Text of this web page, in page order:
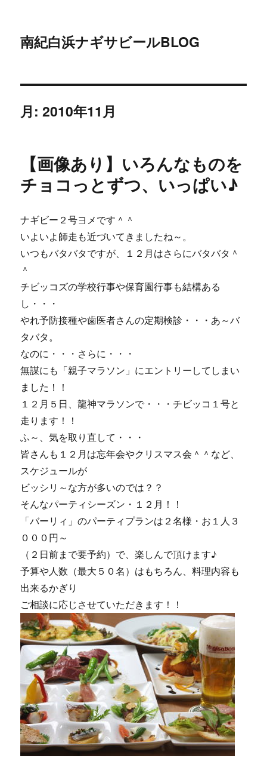
南紀白浜ナギサビールBLOG
月:2010年11月
【画像あり】いろんなものを
チョコっとずつ、いっぱい♪
ナギビー２号ヨメです＾＾
いよいよ師走も近づいてきましたね～。
いつもバタバタですが、１２月はさらにバタバタ＾
＾
チビッコズの学校行事や保育園行事も結構ある
し・・・
やれ予防接種や歯医者さんの定期検診・・・あ～バ
タバタ。
なのに・・・さらに・・・
無謀にも「親子マラソン」にエントリーしてしまい
ました！！
１２月５日、龍神マラソンで・・・チビッコ１号と
走ります！！
ふ～、気を取り直して・・・
皆さんも１２月は忘年会やクリスマス会＾＾など、
スケジュールが
ビッシリ～な方が多いのでは？？
そんなパーティシーズン・１２月！！
「バーリィ」のパーティプランは２名様・お１人３
０００円～
（２日前まで要予約）で、楽しんで頂けます♪
予算や人数（最大５０名）はもちろん、料理内容も
出来るかぎり
ご相談に応じさせていただきます！！